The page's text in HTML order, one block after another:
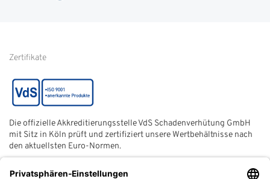
Batterieentsorgung
Zertifikate
Die offizielle Akkreditierungsstelle VdS Schadenverhütung GmbH
mit Sitz in Köln prüft und zertifiziert unsere Wertbehältnisse nach
den aktuellsten Euro-Normen.